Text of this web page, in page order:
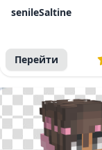
senileSaltine
Перейти